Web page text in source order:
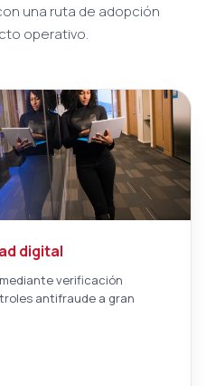
una ruta de adopción
operativo.
digital
verificación
antifraude a gran